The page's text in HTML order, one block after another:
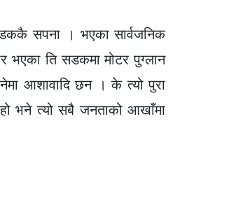
सपना । भएका सार्वजनिक
भएका ति सडकमा मोटर पुग्लान
आशावादि छन । के त्यो पुरा
हो भने त्यो सबै जनताको आखाँमा